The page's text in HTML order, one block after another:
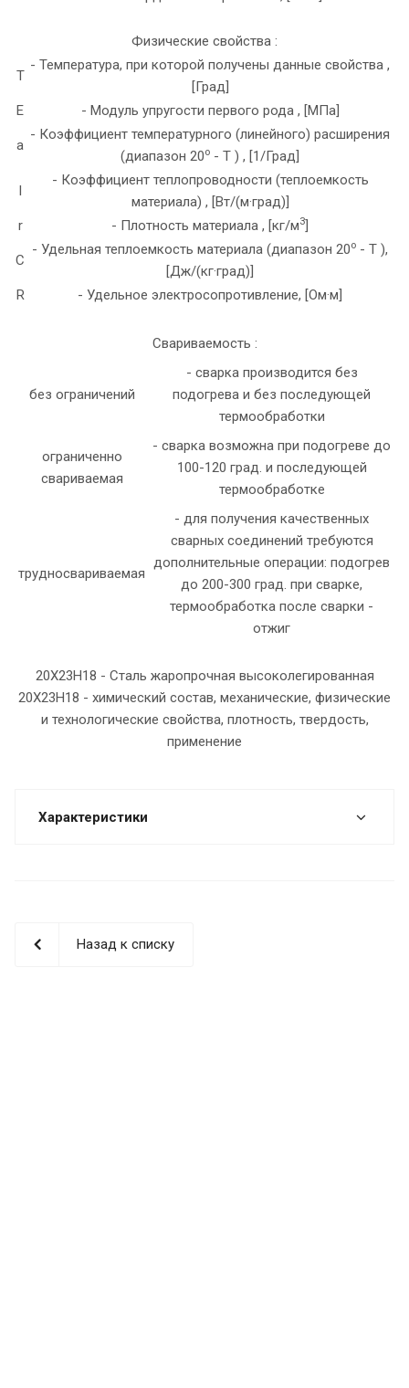
Физические свойства :
T
- Температура, при которой получены данные свойства ,
[Град]
E
- Модуль упругости первого рода , [МПа]
a
- Коэффициент температурного (линейного) расширения
(диапазон 20o - T ) , [1/Град]
l
- Коэффициент теплопроводности (теплоемкость
материала) , [Вт/(м·град)]
r
- Плотность материала , [кг/м3]
C
- Удельная теплоемкость материала (диапазон 20o - T ),
[Дж/(кг·град)]
R
- Удельное электросопротивление, [Ом·м]
Свариваемость :
без ограничений
- сварка производится без
подогрева и без последующей
термообработки
ограниченно
свариваемая
- сварка возможна при подогреве до
100-120 град. и последующей
термообработке
трудносвариваемая
- для получения качественных
сварных соединений требуются
дополнительные операции: подогрев
до 200-300 град. при сварке,
термообработка после сварки -
отжиг
20Х23Н18 - Сталь жаропрочная высоколегированная
20Х23Н18 - химический состав, механические, физические
и технологические свойства, плотность, твердость,
применение
Характеристики
Назад к списку